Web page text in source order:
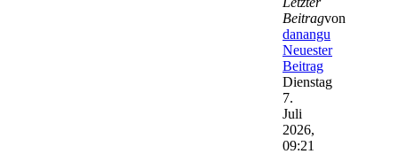
Beitragvon
danangu
Neuester
Beitrag
Dienstag
7.
Juli
2026,
09:21